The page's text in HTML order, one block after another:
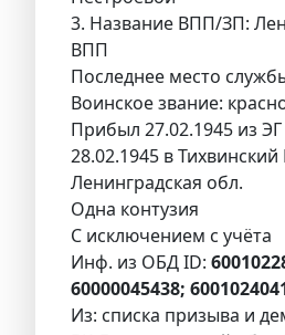
3. Название ВПП/ЗП:
ВПП
Последнее место
Воинское звание:
Прибыл 27.02.1945 из
28.02.1945 в Тихвинский
Ленинградская обл.
Одна контузия
С исключением с учёта
Инф. из ОБД ID:
60000045438;
Из: списка призыва и